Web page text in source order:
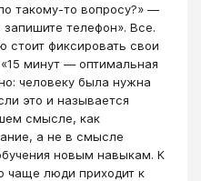
такому-то вопросу?» —
телефон». Все.
стоит фиксировать свои
минут — оптимальная
человеку была нужна
это и называется
смысле, как
а не в смысле
новым навыкам. К
чаще люди приходит к